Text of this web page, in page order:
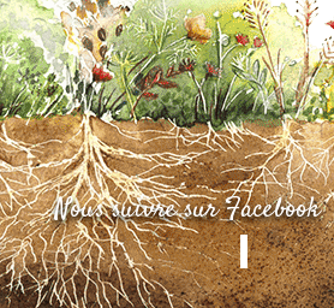
Nous suivre sur Facebook